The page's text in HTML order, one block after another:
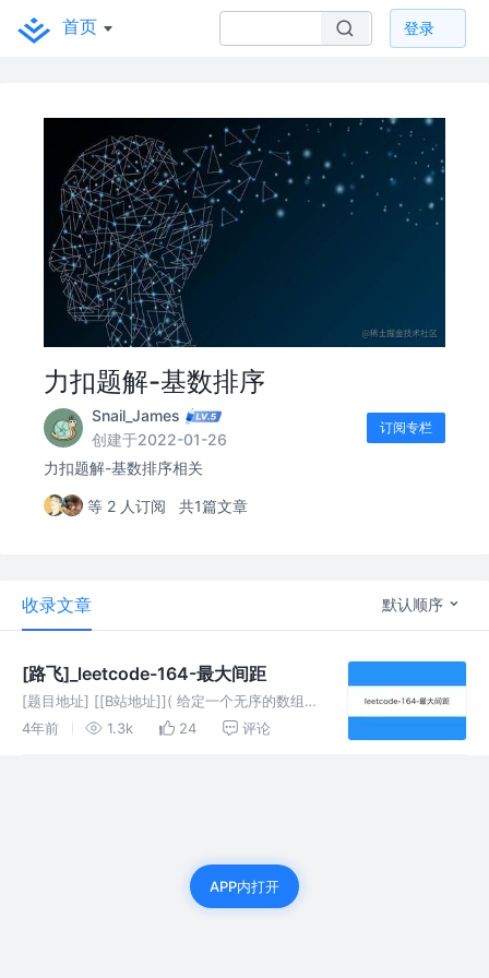
首页 登录
力扣题解-基数排序
Snail_James
创建于2022-01-26
订阅专栏
力扣题解-基数排序相关
等 2 人订阅 共1篇文章
收录文章 默认顺序
[路飞]_leetcode-164-最大间距
[题目地址] [[B站地址]]( 给定一个无序的数组，
找出数组在排序之后，相邻元素之间最大的差
4年前 1.3k 24 评论
APP内打开